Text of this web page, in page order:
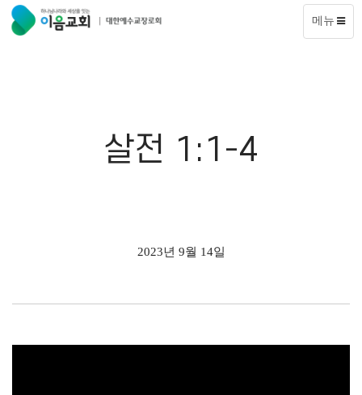
메뉴
살전 1:1-4
2023년 9월 14일